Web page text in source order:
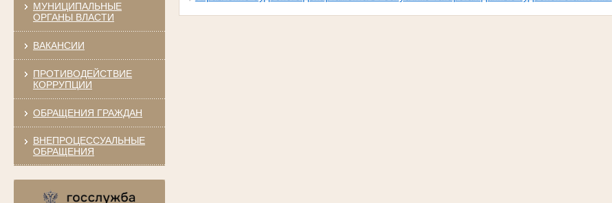
МУНИЦИПАЛЬНЫЕ
ОРГАНЫ ВЛАСТИ
ВАКАНСИИ
ПРОТИВОДЕЙСТВИЕ
КОРРУПЦИИ
ОБРАЩЕНИЯ ГРАЖДАН
ВНЕПРОЦЕССУАЛЬНЫЕ
ОБРАЩЕНИЯ